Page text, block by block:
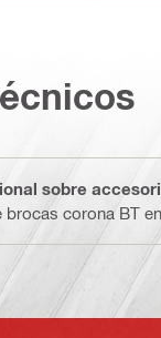
sobre
brocas corona BT